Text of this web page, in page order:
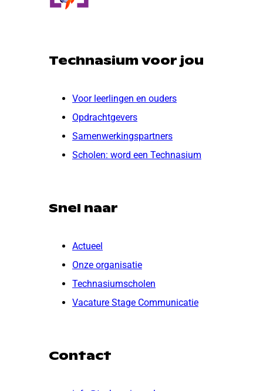
Technasium voor jou
Voor leerlingen en ouders
Opdrachtgevers
Samenwerkingspartners
Scholen: word een Technasium
Snel naar
Actueel
Onze organisatie
Technasiumscholen
Vacature Stage Communicatie
Contact